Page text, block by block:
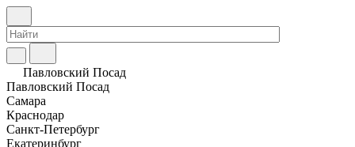
Павловский Посад
Павловский Посад
Самара
Краснодар
Санкт-Петербург
Екатеринбург